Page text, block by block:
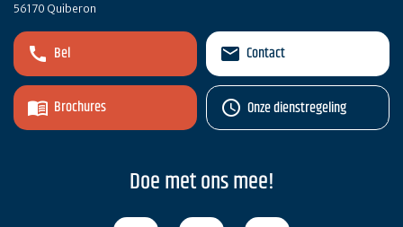
56170 Quiberon
Bel
Brochures
Contact
Onze dienstregeling
Doe met ons mee!